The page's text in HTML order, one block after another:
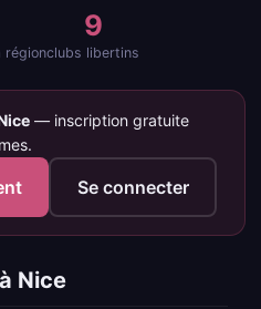
région
9
clubs libertins
— inscription gratuite
Se connecter
Nice